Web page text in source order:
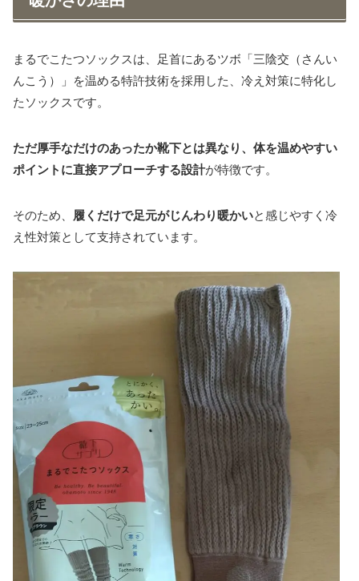
まるでこたつソックスは、足首にあるツボ「三陰交（さんい
んこう）」を温める特許技術を採用した、冷え対策に特化し
たソックスです。
ただ厚手なだけのあったか靴下とは異なり、体を温めやすい
ポイントに直接アプローチする設計が特徴です。
そのため、 履くだけで足元がじんわり暖かいと感じやすく冷
え性対策として支持されています。